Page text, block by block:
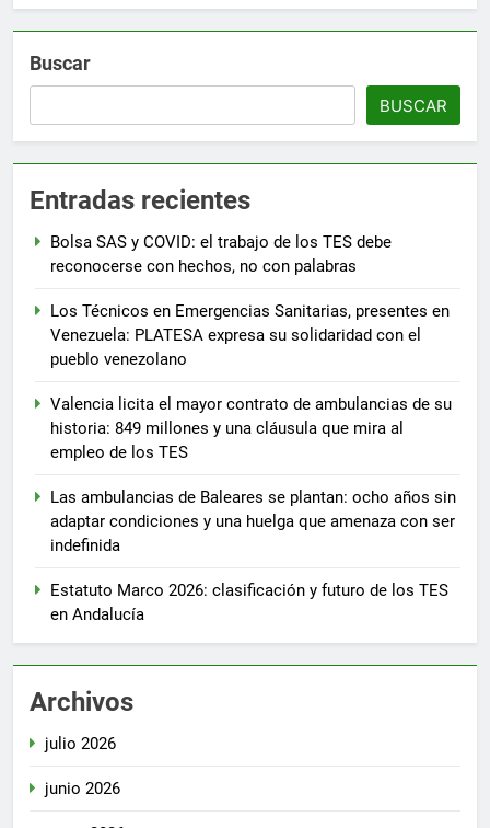
Buscar
BUSCAR
Entradas recientes
Bolsa SAS y COVID: el trabajo de los TES debe
reconocerse con hechos, no con palabras
Los Técnicos en Emergencias Sanitarias, presentes en
Venezuela: PLATESA expresa su solidaridad con el
pueblo venezolano
Valencia licita el mayor contrato de ambulancias de su
historia: 849 millones y una cláusula que mira al
empleo de los TES
Las ambulancias de Baleares se plantan: ocho años sin
adaptar condiciones y una huelga que amenaza con ser
indefinida
Estatuto Marco 2026: clasificación y futuro de los TES
en Andalucía
Archivos
julio 2026
junio 2026